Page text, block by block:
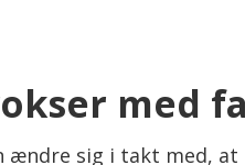
med
ændre sig i takt med,